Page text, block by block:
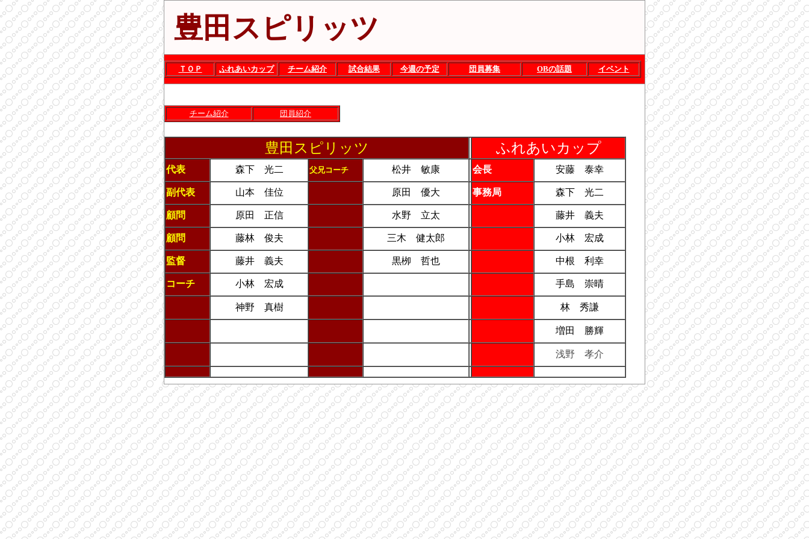
豊田スピリッツ
ＴＯＰ ふれあいカップ チーム紹介 試合結果 今週の予定 団員募集 OBの話題 イベント
チーム紹介 団員紹介
豊田スピリッツ ふれあいカップ
代表 森下 光二 父兄コーチ 松井 敏康 会長 安藤 泰幸
副代表 山本 佳位 原田 優大 事務局 森下 光二
顧問 原田 正信 水野 立太 藤井 義夫
顧問 藤林 俊夫 三木 健太郎 小林 宏成
監督 藤井 義夫 黒栁 哲也 中根 利幸
コーチ 小林 宏成 手島 崇晴
神野 真樹 林 秀謙
増田 勝輝
浅野 孝介